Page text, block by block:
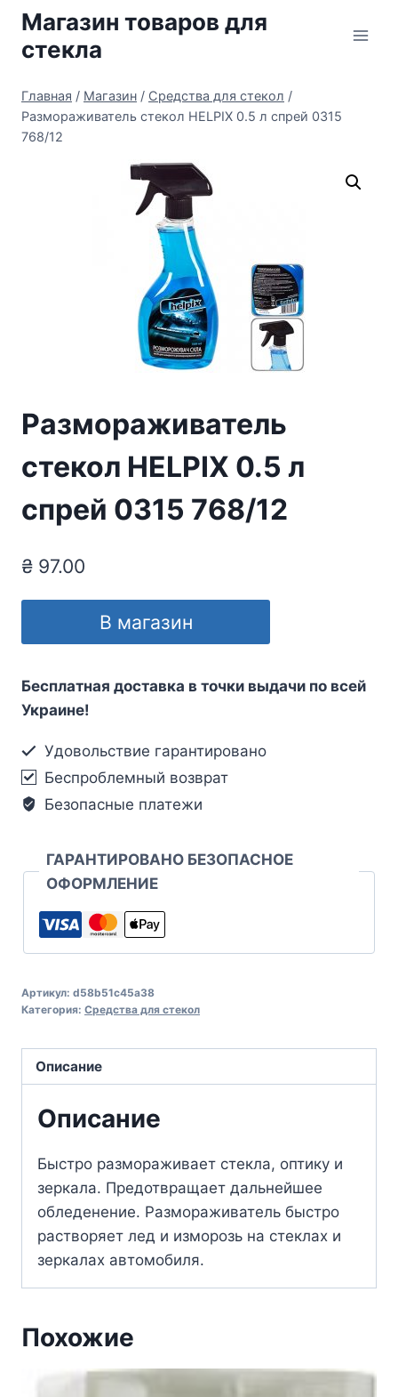
Перейти
содержимому
Магазин товаров для
стекла
Главная / Магазин / Средства для стекол /
Размораживатель стекол HELPIX 0.5 л спрей 0315
768/12
Размораживатель
стекол HELPIX 0.5 л
спрей 0315 768/12
₴ 97.00
В магазин
Бесплатная доставка в точки выдачи по всей
Украине!
Удовольствие гарантировано
Беспроблемный возврат
Безопасные платежи
ГАРАНТИРОВАНО БЕЗОПАСНОЕ
ОФОРМЛЕНИЕ
Артикул: d58b51c45a38
Категория: Средства для стекол
Описание
Описание
Быстро размораживает стекла, оптику и
зеркала. Предотвращает дальнейшее
обледенение. Размораживатель быстро
растворяет лед и изморозь на стеклах и
зеркалах автомобиля.
Похожие